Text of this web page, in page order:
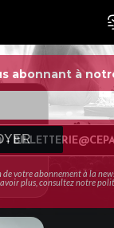
abonnant à
votre abonnement à la
plus, consultez notre